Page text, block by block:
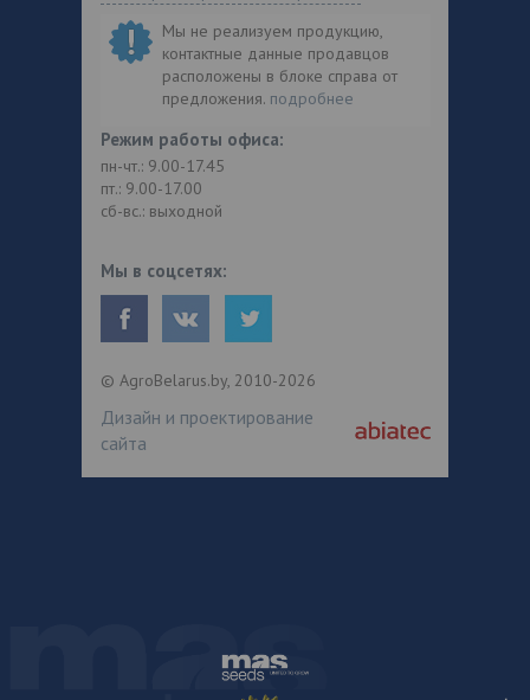
Мы не реализуем продукцию,
контактные данные продавцов
расположены в блоке справа от
предложения. подробнее
Режим работы офиса:
пн-чт.: 9.00-17.45
пт.: 9.00-17.00
сб-вс.: выходной
Мы в соцсетях:
© AgroBelarus.by, 2010-2026
Дизайн и проектирование
сайта